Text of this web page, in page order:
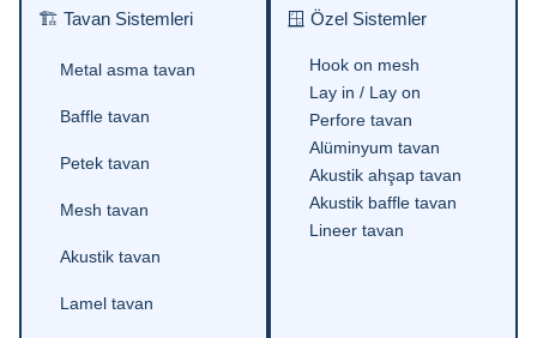
🏗 Tavan Sistemleri
Metal asma tavan
Baffle tavan
Petek tavan
Mesh tavan
Akustik tavan
Lamel tavan
🪟 Özel Sistemler
Hook on mesh
Lay in / Lay on
Perfore tavan
Alüminyum tavan
Akustik ahşap tavan
Akustik baffle tavan
Lineer tavan